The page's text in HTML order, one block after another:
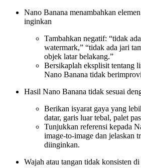
Nano Banana menambahkan
inginkan
Tambahkan negatif: “tidak
watermark,” “tidak ada jari
objek latar belakang.”
Bersikaplah eksplisit tentang
Nano Banana tidak
Hasil Nano Banana tidak sesuai
Berikan isyarat gaya yang
datar, garis luar tebal, palet
Tunjukkan referensi kepada
image-to-image dan jelaskan
diinginkan.
Wajah atau tangan tidak konsisten